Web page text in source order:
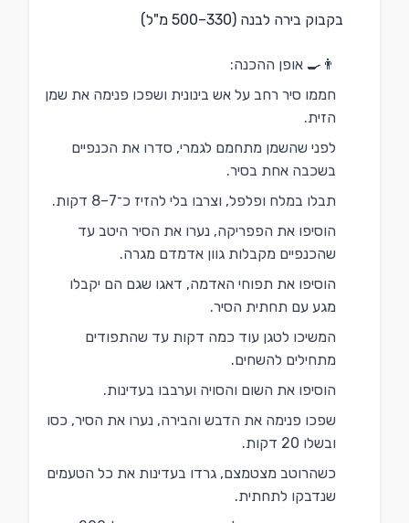
בקבוק בירה לבנה (330–500 מ"ל)
👨‍🍳 אופן ההכנה:
חממו סיר רחב על אש בינונית ושפכו פנימה את שמן
הזית.
לפני שהשמן מתחמם לגמרי, סדרו את הכנפיים
בשכבה אחת בסיר.
תבלו במלח ופלפל, וצרבו בלי להזיז כ־7–8 דקות.
הוסיפו את הפפריקה, נערו את הסיר היטב עד
שהכנפיים מקבלות גוון אדמדם מגרה.
הוסיפו את תפוחי האדמה, דאגו שגם הם יקבלו
מגע עם תחתית הסיר.
המשיכו לטגן עוד כמה דקות עד שהתפודים
מתחילים להשחים.
הוסיפו את השום והסויה וערבבו בעדינות.
שפכו פנימה את הדבש והבירה, נערו את הסיר, כסו
ובשלו 20 דקות.
כשהרוטב מצטמצם, גרדו בעדינות את כל הטעמים
שנדבקו לתחתית.